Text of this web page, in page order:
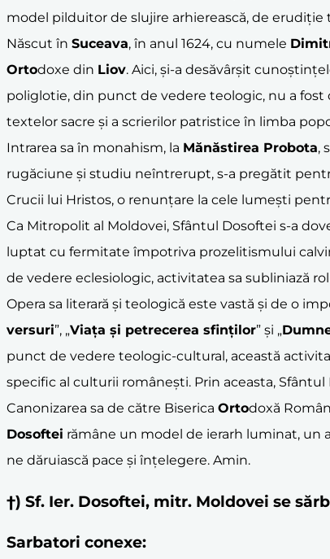
model pilduitor de slujire arhierească, de
Născut în Suceava, în anul 1624, cu numele
Ortodoxe din Liov. Aici, și-a desăvârșit
poliglotie, din punct de vedere teologic, nu a
textelor sacre și a scrierilor patristice în limba
Intrarea sa în monahism, la Mănăstirea Probota,
rugăciune și studiu neîntrerupt, s-a pregătit
Crucii lui Hristos, o renunțare la cele lumești
Ca Mitropolit al Moldovei, Sfântul Dosoftei s-a
luptat cu fermitate împotriva prozelitismului
de vedere eclesiologic, activitatea sa subliniază
Opera sa literară și teologică este vastă și de o
versuri”, „Viața și petrecerea sfinților” și „
punct de vedere teologic-cultural, această
specific al culturii românești. Prin aceasta,
Canonizarea sa de către Biserica Ortodoxă
Dosoftei rămâne un model de ierarh luminat, un
ne dăruiască pace și înțelegere. Amin.
†) Sf. Ier. Dosoftei, mitr. Moldovei se
Sarbatori conexe: